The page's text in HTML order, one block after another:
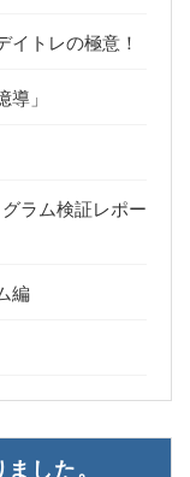
イトレの極意！
」
ラム検証レポー
編
した。